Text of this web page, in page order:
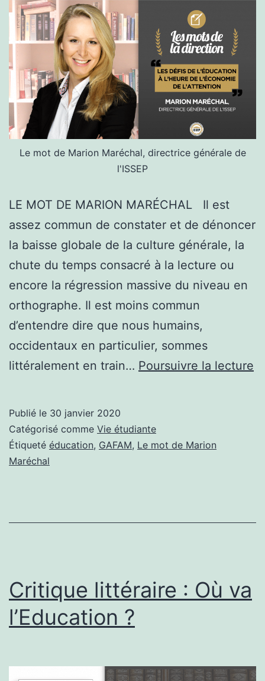
Le mot de Marion Maréchal, directrice générale de
l'ISSEP
LE MOT DE MARION MARÉCHAL Il est
assez commun de constater et de dénoncer
la baisse globale de la culture générale, la
chute du temps consacré à la lecture ou
encore la régression massive du niveau en
orthographe. Il est moins commun
d’entendre dire que nous humains,
occidentaux en particulier, sommes
littéralement en train… Poursuivre la lecture
Publié le 30 janvier 2020
Catégorisé comme Vie étudiante
Étiqueté éducation, GAFAM, Le mot de Marion
Maréchal
Critique littéraire : Où va
l’Education ?